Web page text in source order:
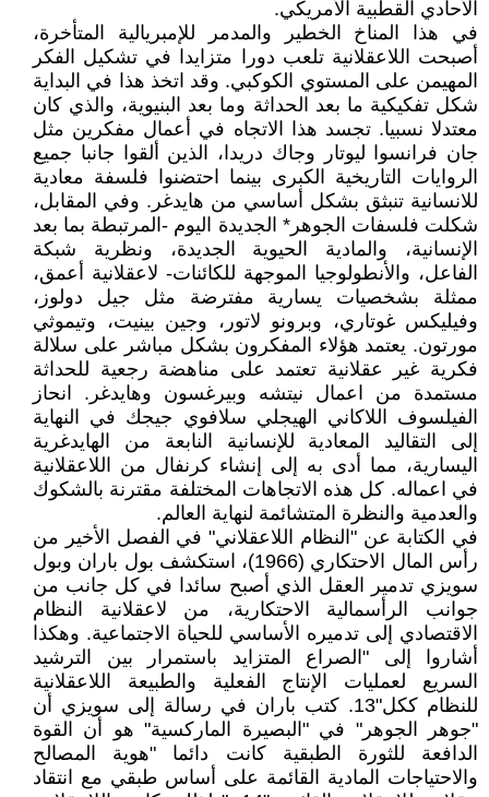
الأحادي القطبية الأمريكي.
في هذا المناخ الخطير والمدمر للإمبريالية المتأخرة،
أصبحت اللاعقلانية تلعب دورا متزايدا في تشكيل الفكر
المهيمن على المستوي الكوكبي. وقد اتخذ هذا في البداية
شكل تفكيكية ما بعد الحداثة وما بعد البنيوية، والذي كان
معتدلا نسبيا. تجسد هذا الاتجاه في أعمال مفكرين مثل
جان فرانسوا ليوتار وجاك دريدا، الذين ألقوا جانبا جميع
الروايات التاريخية الكبرى بينما احتضنوا فلسفة معادية
للانسانية تنبثق بشكل أساسي من هايدغر. وفي المقابل،
شكلت فلسفات الجوهر* الجديدة اليوم -المرتبطة بما بعد
الإنسانية، والمادية الحيوية الجديدة، ونظرية شبكة
الفاعل، والأنطولوجيا الموجهة للكائنات- لاعقلانية أعمق،
ممثلة بشخصيات يسارية مفترضة مثل جيل دولوز،
وفيليكس غوتاري، وبرونو لاتور، وجين بينيت، وتيموثي
مورتون. يعتمد هؤلاء المفكرون بشكل مباشر على سلالة
فكرية غير عقلانية تعتمد على مناهضة رجعية للحداثة
مستمدة من اعمال نيتشه وبيرغسون وهايدغر. انحاز
الفيلسوف اللاكاني الهيجلي سلافوي جيجك في النهاية
إلى التقاليد المعادية للإنسانية النابعة من الهايدغرية
اليسارية، مما أدى به إلى إنشاء كرنفال من اللاعقلانية
في اعماله. كل هذه الاتجاهات المختلفة مقترنة بالشكوك
والعدمية والنظرة المتشائمة لنهاية العالم.
في الكتابة عن "النظام اللاعقلاني" في الفصل الأخير من
رأس المال الاحتكاري (1966)، استكشف بول باران وبول
سويزي تدمير العقل الذي أصبح سائدا في كل جانب من
جوانب الرأسمالية الاحتكارية، من لاعقلانية النظام
الاقتصادي إلى تدميره الأساسي للحياة الاجتماعية. وهكذا
أشاروا إلى "الصراع المتزايد باستمرار بين الترشيد
السريع لعمليات الإنتاج الفعلية والطبيعة اللاعقلانية
للنظام ككل"13. كتب باران في رسالة إلى سويزي أن
"جوهر الجوهر" في "البصيرة الماركسية" هو أن القوة
الدافعة للثورة الطبقية كانت دائما "هوية المصالح
والاحتياجات المادية القائمة على أساس طبقي مع انتقاد